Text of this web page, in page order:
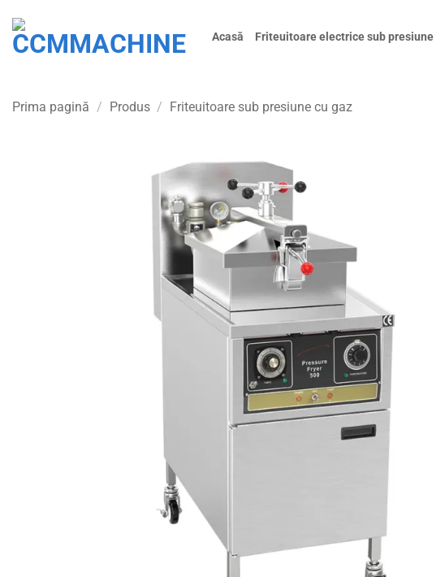
content
Acasă Friteuitoare electrice sub presiune
Prima pagină / Produs / Friteuitoare sub presiune cu gaz